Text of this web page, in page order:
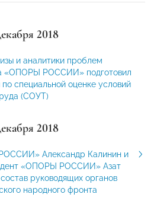
2018
и аналитики проблем
«ОПОРЫ РОССИИ» подготовил
специальной оценке условий
(СОУТ)
2018
Александр Калинин и
«ОПОРЫ РОССИИ» Азат
руководящих органов
народного фронта